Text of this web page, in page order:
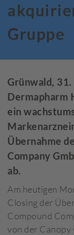
Gruppe
Grünwald,
Dermapharm
ein
Übernahme
Company
ab.
Am heutigen
Closing der
Compound
von der Canopy